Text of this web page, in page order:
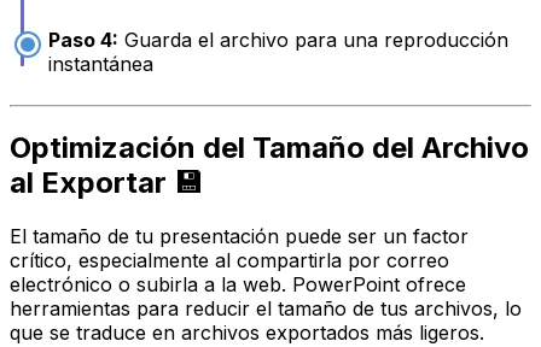
Paso 4: Guarda el archivo para una reproducción
instantánea
Optimización del Tamaño del Archivo
al Exportar 💾
El tamaño de tu presentación puede ser un factor
crítico, especialmente al compartirla por correo
electrónico o subirla a la web. PowerPoint ofrece
herramientas para reducir el tamaño de tus archivos, lo
que se traduce en archivos exportados más ligeros.